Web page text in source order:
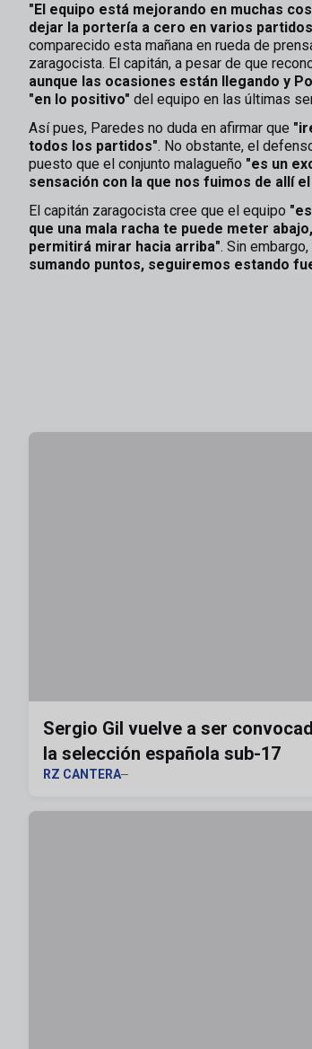
"El equipo está mejorando en muchas
dejar la portería a cero en varios
comparecido esta mañana en rueda de
zaragocista. El capitán, a pesar de que
aunque las ocasiones están llegando y
"en lo positivo" del equipo en las últimas
Así pues, Paredes no duda en afirmar que
todos los partidos". No obstante, el
puesto que el conjunto malagueño "es un
sensación con la que nos fuimos de allí el
El capitán zaragocista cree que el equipo
que una mala racha te puede meter
permitirá mirar hacia arriba". Sin
sumando puntos, seguiremos estando
Sergio Gil vuelve a ser
la selección española sub-17
RZ CANTERA